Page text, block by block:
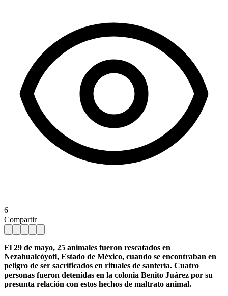
6
Compartir
El 29 de mayo, 25 animales fueron rescatados en
Nezahualcóyotl, Estado de México, cuando se encontraban en
peligro de ser sacrificados en rituales de santería. Cuatro
personas fueron detenidas en la colonia Benito Juárez por su
presunta relación con estos hechos de maltrato animal.